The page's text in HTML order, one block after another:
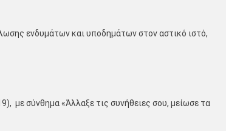
ενδυμάτων και υποδημάτων στον αστικό ιστό,
με σύνθημα «Άλλαξε τις συνήθειες σου, μείωσε τα